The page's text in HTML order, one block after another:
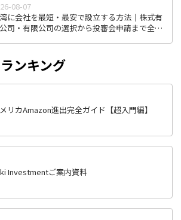
08-07
に会社を最短・最安で設立する方法｜株式有
司・有限公司の選択から投審会申請まで全ス
ンキング
リカAmazon進出完全ガイド【超入門編】
Investmentご案内資料